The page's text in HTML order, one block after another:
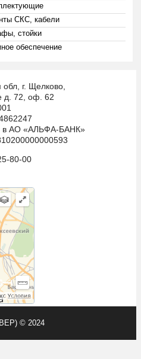
СКС, кабели
стойки
обеспечение
г. Щелково,
д. 72, оф. 62
в АО «АЛЬФА-БАНК»
80-00
© 2024